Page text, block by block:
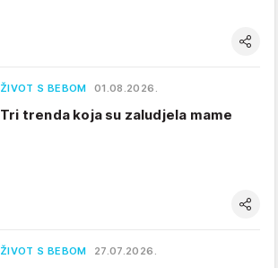
ŽIVOT S BEBOM 01.08.2026.
Tri trenda koja su zaludjela mame
ŽIVOT S BEBOM 27.07.2026.